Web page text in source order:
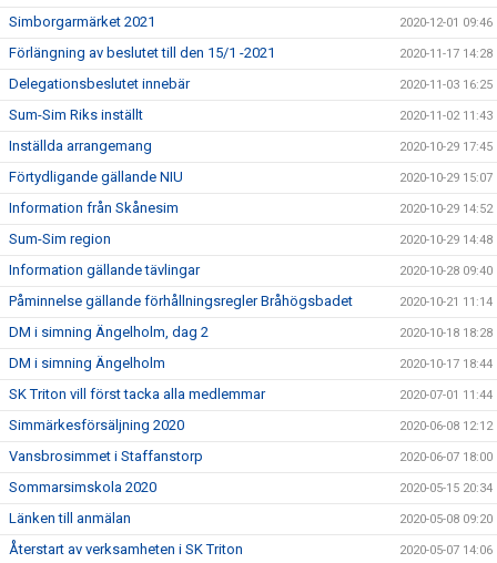
Simborgarmärket 2021 2020-12-01 09:46
Förlängning av beslutet till den 15/1 -2021 2020-11-17 14:28
Delegationsbeslutet innebär 2020-11-03 16:25
Sum-Sim Riks inställt 2020-11-02 11:43
Inställda arrangemang 2020-10-29 17:45
Förtydligande gällande NIU 2020-10-29 15:07
Information från Skånesim 2020-10-29 14:52
Sum-Sim region 2020-10-29 14:48
Information gällande tävlingar 2020-10-28 09:40
Påminnelse gällande förhållningsregler Bråhögsbadet 2020-10-21 11:14
DM i simning Ängelholm, dag 2 2020-10-18 18:28
DM i simning Ängelholm 2020-10-17 18:44
SK Triton vill först tacka alla medlemmar 2020-07-01 11:44
Simmärkesförsäljning 2020 2020-06-08 12:12
Vansbrosimmet i Staffanstorp 2020-06-07 18:00
Sommarsimskola 2020 2020-05-15 20:34
Länken till anmälan 2020-05-08 09:20
Återstart av verksamheten i SK Triton 2020-05-07 14:06